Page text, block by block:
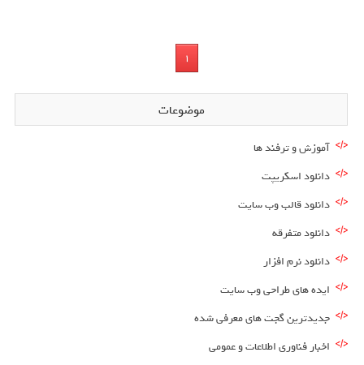
1
موضوعات
آموزش و ترفند ها
دانلود اسکریپت
دانلود قالب وب سایت
دانلود متفرقه
دانلود نرم افزار
ایده های طراحی وب سایت
جدیدترین گجت های معرفی شده
اخبار فناوری اطلاعات و عمومی